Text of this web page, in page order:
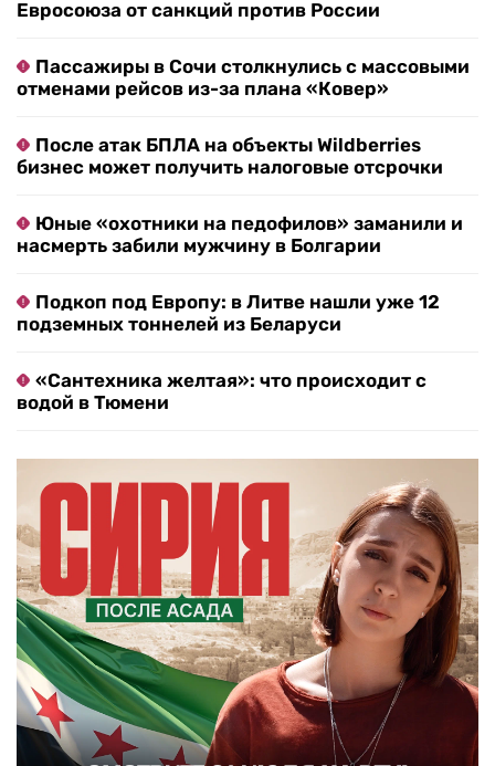
Евросоюза от санкций против России
Пассажиры в Сочи столкнулись с массовыми
отменами рейсов из-за плана «Ковер»
После атак БПЛА на объекты Wildberries
бизнес может получить налоговые отсрочки
Юные «охотники на педофилов» заманили и
насмерть забили мужчину в Болгарии
Подкоп под Европу: в Литве нашли уже 12
подземных тоннелей из Беларуси
«Сантехника желтая»: что происходит с
водой в Тюмени